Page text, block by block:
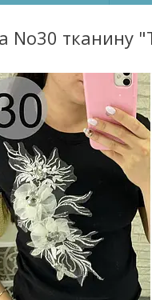
тканину